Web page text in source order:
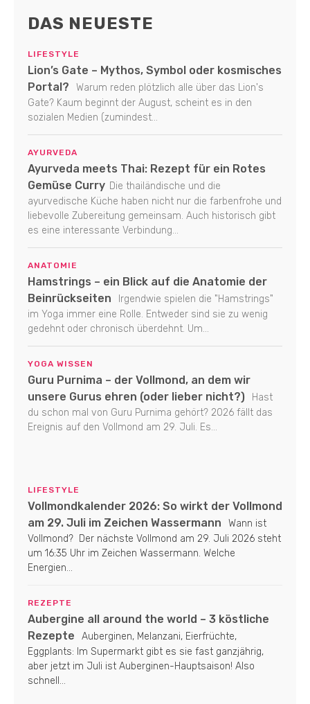
DAS NEUESTE
LIFESTYLE
Lion’s Gate – Mythos, Symbol oder kosmisches
Portal?
Warum reden plötzlich alle über das Lion's
Gate? Kaum beginnt der August, scheint es in den
sozialen Medien (zumindest...
AYURVEDA
Ayurveda meets Thai: Rezept für ein Rotes
Gemüse Curry Die thailändische und die
ayurvedische Küche haben nicht nur die farbenfrohe und
liebevolle Zubereitung gemeinsam. Auch historisch gibt
es eine interessante Verbindung...
ANATOMIE
Hamstrings – ein Blick auf die Anatomie der
Beinrückseiten
Irgendwie spielen die "Hamstrings"
im Yoga immer eine Rolle. Entweder sind sie zu wenig
gedehnt oder chronisch überdehnt. Um...
YOGA WISSEN
Guru Purnima – der Vollmond, an dem wir
unsere Gurus ehren (oder lieber nicht?)
Hast
du schon mal von Guru Purnima gehört? 2026 fällt das
Ereignis auf den Vollmond am 29. Juli. Es...
LIFESTYLE
Vollmondkalender 2026: So wirkt der Vollmond
am 29. Juli im Zeichen Wassermann
Wann ist
Vollmond? Der nächste Vollmond am 29. Juli 2026 steht
um 16:35 Uhr im Zeichen Wassermann. Welche
Energien...
REZEPTE
Aubergine all around the world – 3 köstliche
Rezepte
Auberginen, Melanzani, Eierfrüchte,
Eggplants: Im Supermarkt gibt es sie fast ganzjährig,
aber jetzt im Juli ist Auberginen-Hauptsaison! Also
schnell...